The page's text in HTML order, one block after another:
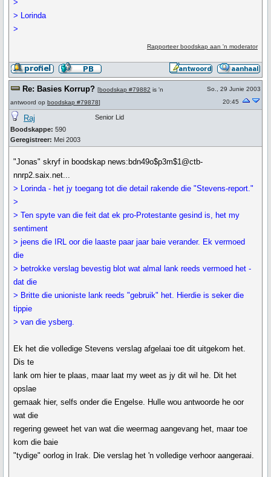
>
> Lorinda
>
Rapporteer boodskap aan 'n moderator
Re: Basies Korrup? [boodskap #79882 is 'n
antwoord op boodskap #79878]
So., 29 Junie 2003
20:45
Raj
Boodskappe: 590
Geregistreer: Mei 2003
Senior Lid
"Jonas" skryf in boodskap news:bdn49o$p3m$1@ctb-
nnrp2.saix.net...
> Lorinda - het jy toegang tot die detail rakende die "Stevens-report."
>
> Ten spyte van die feit dat ek pro-Protestante gesind is, het my
sentiment
> jeens die IRL oor die laaste paar jaar baie verander. Ek vermoed
die
> betrokke verslag bevestig blot wat almal lank reeds vermoed het -
dat die
> Britte die unioniste lank reeds "gebruik" het. Hierdie is seker die
tippie
> van die ysberg.
Ek het die volledige Stevens verslag afgelaai toe dit uitgekom het.
Dis te
lank om hier te plaas, maar laat my weet as jy dit wil he. Dit het
opslae
gemaak hier, selfs onder die Engelse. Hulle wou antwoorde he oor
wat die
regering geweet het van wat die weermag aangevang het, maar toe
kom die baie
"tydige" oorlog in Irak. Die verslag het 'n volledige verhoor aangeraai.